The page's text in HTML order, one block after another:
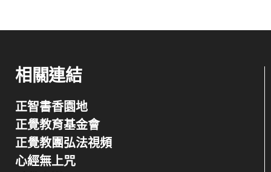
相關連結
正智書香園地
正覺教育基金會
正覺教團弘法視頻
心經無上咒